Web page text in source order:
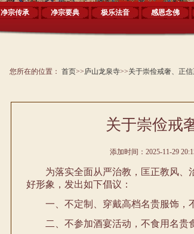
净宗传承 净宗要典 极乐法音 感恩念佛
您所在的位置： 首页>>庐山龙泉寺>>关于崇俭戒奢、正
关于崇俭戒
添加时间：2025-11-29
为落实全面从严治教，匡正教风、
好形象，发出如下倡议：
一、不定制、穿戴高档名贵服饰，不
二、不参加酒宴活动，不食用名贵食